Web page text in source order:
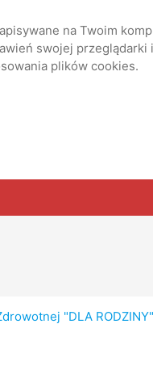
na Twoim
swojej
plików cookies.
"DLA RODZINY"